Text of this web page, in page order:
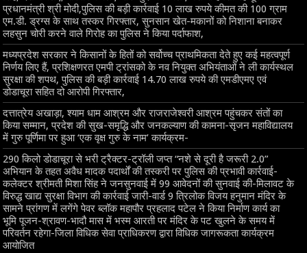
प्रधानमंत्री श्री मोदी,पुलिस की बड़ी कार्रवाई 10 लाख रुपये कीमत की 100 ग्राम
एम.डी. ड्रग्स के साथ तस्कर गिरफ्तार, सुनसान खेत-मकानों को निशाना बनाकर
लहसुन चोरी करने वाले गिरोह का पुलिस ने किया पर्दाफाश,
मध्यप्रदेश सरकार ने किसानों के हितों को सर्वोच्च प्राथमिकता देते हुए कई महत्वपूर्ण
निर्णय लिए हैं, प्रशिक्षणरत एमपी ट्रांसको के नव नियुक्त अभियंताओं ने ली कार्यस्थल
सुरक्षा की शपथ, पुलिस की बड़ी कार्रवाई 14.70 लाख रुपये की एमडीएमए एवं
डोडाचूरा सहित दो आरोपी गिरफ्तार,
दत्तात्रेय अखाड़ा, श्याम धाम आश्रम और राजराजेश्वरी आश्रम पहुंचकर संतों का
किया सम्मान, प्रदेश की सुख-समृद्धि और जनकल्याण की कामना-सृजन महाविद्यालय
में गुरु पूर्णिमा पर हुआ ‘एक वृक्ष गुरु के नाम’ कार्यक्रम-
290 किलो डोडाचूरा से भरी ट्रैक्टर-ट्रॉली जप्त “नशे से दूरी है जरूरी 2.0”
अभियान के तहत अवैध मादक पदार्थों की तस्करी पर पुलिस की प्रभावी कार्रवाई-
कलेक्टर श्रीमती मिशा सिंह ने जनसुनवाई में 99 आवेदनों की सुनवाई की-मिलावट के
विरुद्ध खाद्य सुरक्षा विभाग की कार्रवाई जारी-वार्ड 9 त्रिलोक विजय हनुमान मंदिर के
सामने प्रांगण में लगेंगे पेवर ब्लॉक महापौर प्रहलाद पटेल ने किया निर्माण कार्य का
भूमि पूजन-श्रावण-भादौ मास में भस्म आरती पर मंदिर के पट खुलने के समय में
परिवर्तन रहेगा-जिला विधिक सेवा प्राधिकरण द्वारा विधिक जागरूकता कार्यक्रम
आयोजित